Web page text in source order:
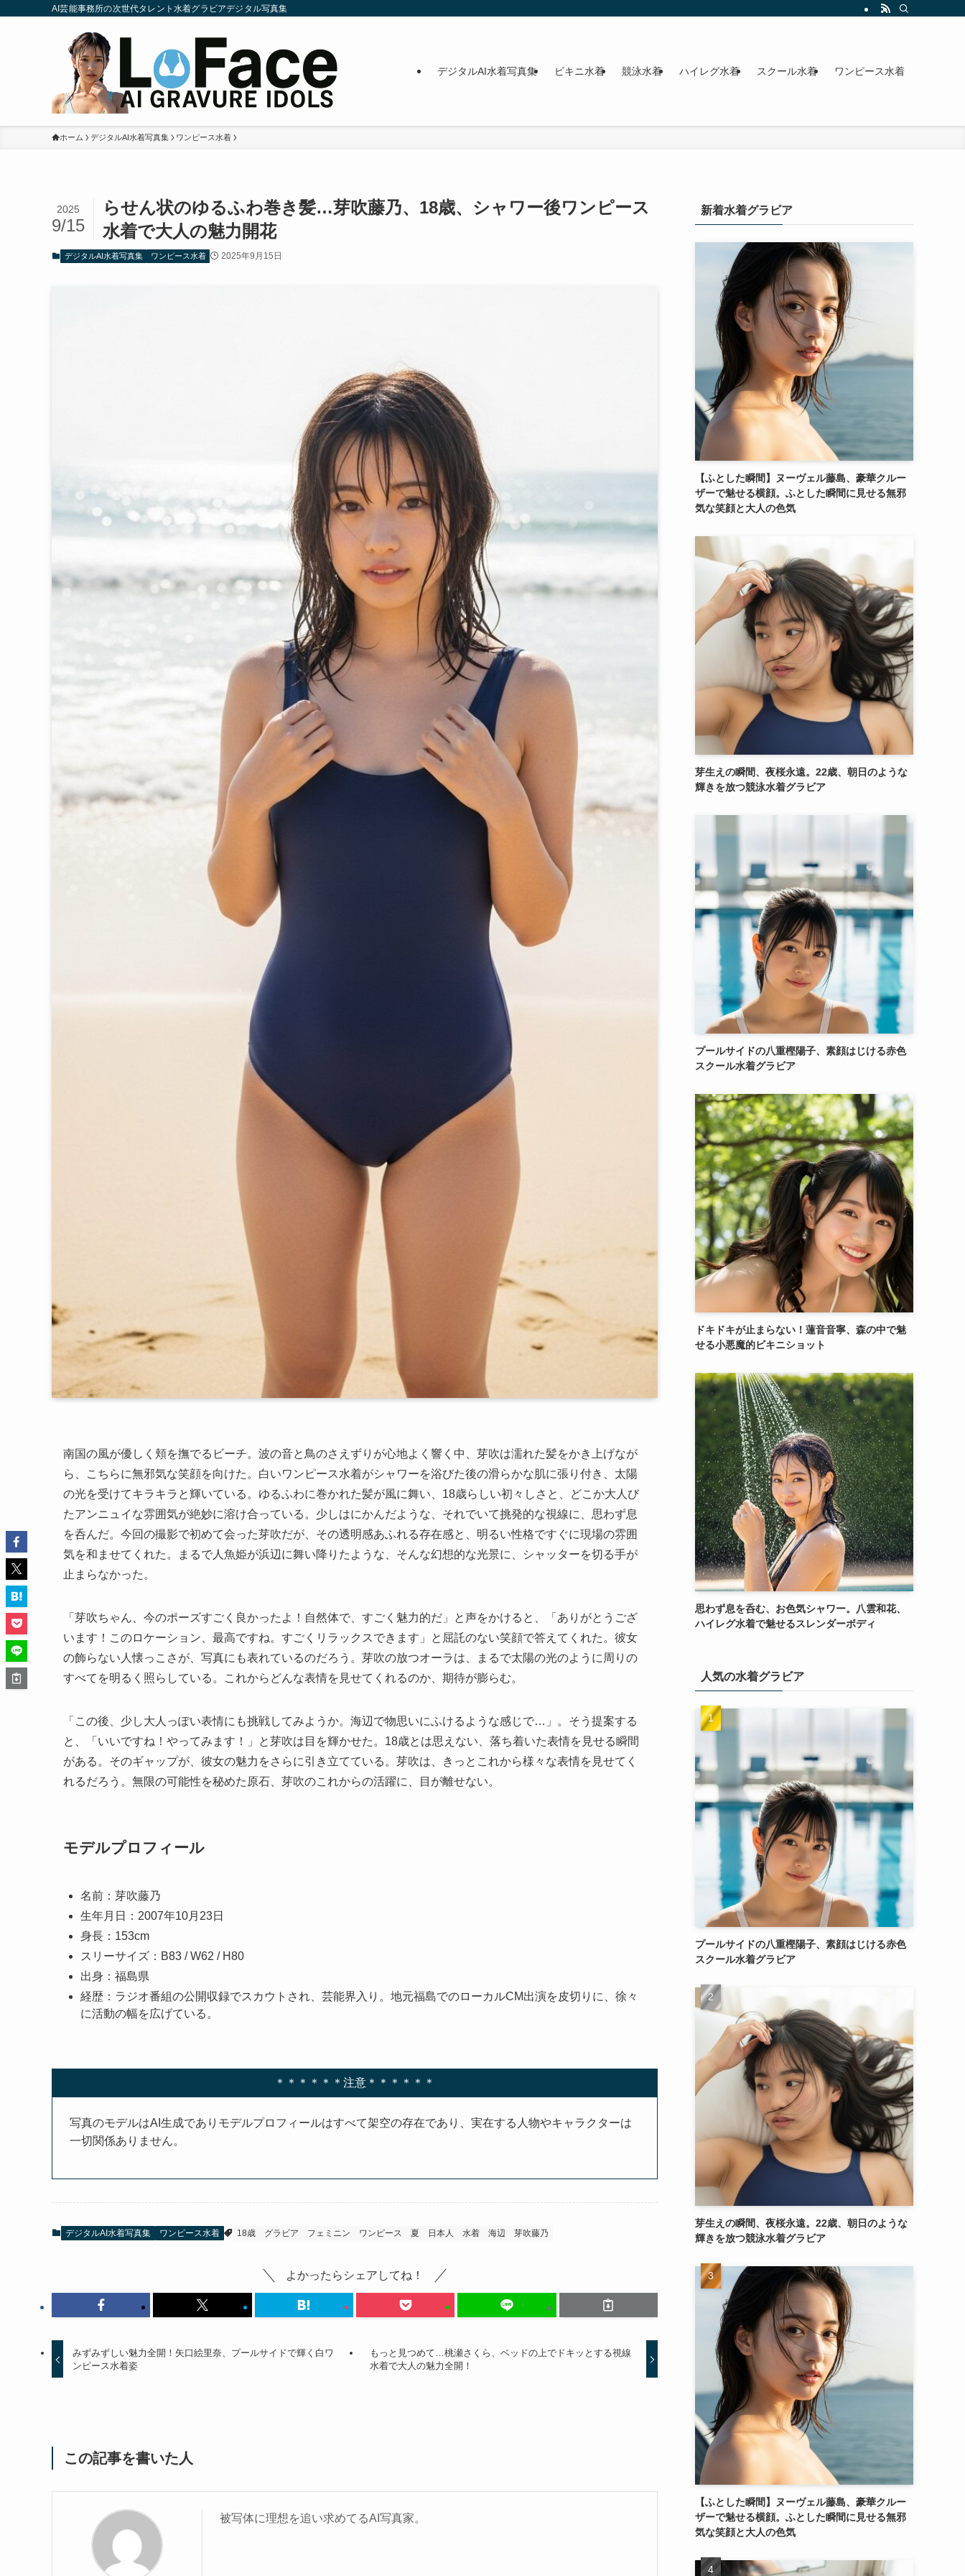
AI芸能事務所の次世代タレント水着グラビアデジタル写真集
デジタルAI水着写真集 ビキニ水着 競泳水着 ハイレグ水着 スクール水着 ワンピース水着
ホーム デジタルAI水着写真集 ワンピース水着
らせん状のゆるふわ巻き髪…芽吹藤乃、18歳、シャワー後ワンピース
水着で大人の魅力開花
2025
9/15
デジタルAI水着写真集 ワンピース水着 2025年9月15日
南国の風が優しく頬を撫でるビーチ。波の音と鳥のさえずりが心地よく響く中、芽吹は濡れた髪をかき上げなが
ら、こちらに無邪気な笑顔を向けた。白いワンピース水着がシャワーを浴びた後の滑らかな肌に張り付き、太陽
の光を受けてキラキラと輝いている。ゆるふわに巻かれた髪が風に舞い、18歳らしい初々しさと、どこか大人び
たアンニュイな雰囲気が絶妙に溶け合っている。少しはにかんだような、それでいて挑発的な視線に、思わず息
を呑んだ。今回の撮影で初めて会った芽吹だが、その透明感あふれる存在感と、明るい性格ですぐに現場の雰囲
気を和ませてくれた。まるで人魚姫が浜辺に舞い降りたような、そんな幻想的な光景に、シャッターを切る手が
止まらなかった。
「芽吹ちゃん、今のポーズすごく良かったよ！自然体で、すごく魅力的だ」と声をかけると、「ありがとうござ
います！このロケーション、最高ですね。すごくリラックスできます」と屈託のない笑顔で答えてくれた。彼女
の飾らない人懐っこさが、写真にも表れているのだろう。芽吹の放つオーラは、まるで太陽の光のように周りの
すべてを明るく照らしている。これからどんな表情を見せてくれるのか、期待が膨らむ。
「この後、少し大人っぽい表情にも挑戦してみようか。海辺で物思いにふけるような感じで…」。そう提案する
と、「いいですね！やってみます！」と芽吹は目を輝かせた。18歳とは思えない、落ち着いた表情を見せる瞬間
がある。そのギャップが、彼女の魅力をさらに引き立てている。芽吹は、きっとこれから様々な表情を見せてく
れるだろう。無限の可能性を秘めた原石、芽吹のこれからの活躍に、目が離せない。
モデルプロフィール
名前：芽吹藤乃
生年月日：2007年10月23日
身長：153cm
スリーサイズ：B83 / W62 / H80
出身：福島県
経歴：ラジオ番組の公開収録でスカウトされ、芸能界入り。地元福島でのローカルCM出演を皮切りに、徐々
に活動の幅を広げている。
＊＊＊＊＊＊注意＊＊＊＊＊＊
写真のモデルはAI生成でありモデルプロフィールはすべて架空の存在であり、実在する人物やキャラクターは
一切関係ありません。
デジタルAI水着写真集 ワンピース水着 18歳 グラビア フェミニン ワンピース 夏 日本人 水着 海辺 芽吹藤乃
よかったらシェアしてね！
みずみずしい魅力全開！矢口絵里奈、プールサイドで輝く白ワ
ンピース水着姿
もっと見つめて…桃瀬さくら、ベッドの上でドキッとする視線
水着で大人の魅力全開！
この記事を書いた人
被写体に理想を追い求めてるAI写真家。
新着水着グラビア
【ふとした瞬間】ヌーヴェル藤島、豪華クルー
ザーで魅せる横顔。ふとした瞬間に見せる無邪
気な笑顔と大人の色気
芽生えの瞬間、夜桜永遠。22歳、朝日のような
輝きを放つ競泳水着グラビア
プールサイドの八重樫陽子、素顔はじける赤色
スクール水着グラビア
ドキドキが止まらない！蓮音音寧、森の中で魅
せる小悪魔的ビキニショット
思わず息を呑む、お色気シャワー。八雲和花、
ハイレグ水着で魅せるスレンダーボディ
人気の水着グラビア
プールサイドの八重樫陽子、素顔はじける赤色
スクール水着グラビア
芽生えの瞬間、夜桜永遠。22歳、朝日のような
輝きを放つ競泳水着グラビア
【ふとした瞬間】ヌーヴェル藤島、豪華クルー
ザーで魅せる横顔。ふとした瞬間に見せる無邪
気な笑顔と大人の色気